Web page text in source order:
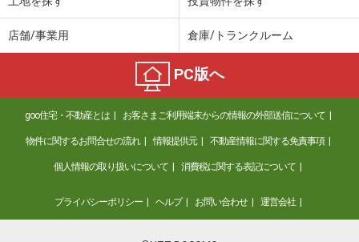
店舗/事業用 倉庫/トランクルーム
PC版へ
goo住宅・不動産とは お客さまご利用端末からの情報の外部送信について
物件に関するお問合せの流れ 情報提供元 不動産情報に関する免責事項
個人情報の取り扱いについて 消費税に関する表記について
プライバシーポリシー ヘルプ お問い合わせ 運営会社